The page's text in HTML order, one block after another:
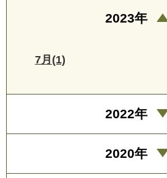
2023年
7月(1)
2022年
2020年